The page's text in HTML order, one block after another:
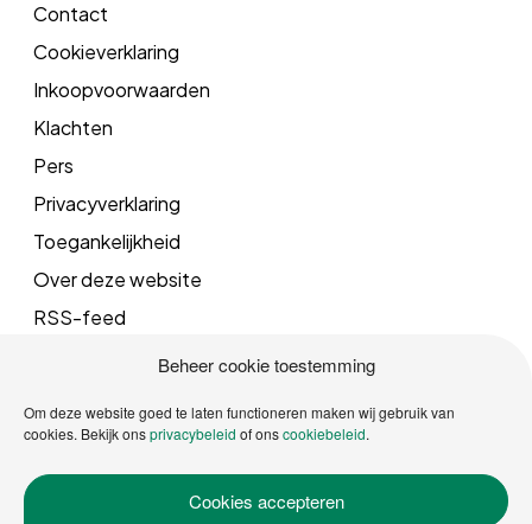
Beheer cookie toestemming
Om deze website goed te laten functioneren maken wij gebruik van
cookies. Bekijk onsprivacybeleid of onscookiebeleid.
Cookies accepteren
Contact
Cookieverklaring
Inkoopvoorwaarden
Klachten
Pers
Privacyverklaring
Toegankelijkheid
Over deze website
RSS-feed
Mail